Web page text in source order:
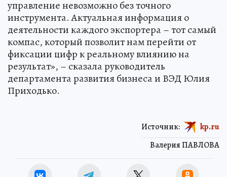
управление невозможно без точного
инструмента. Актуальная информация о
деятельности каждого экспортера – тот самый
компас, который позволит нам перейти от
фиксации цифр к реальному влиянию на
результат», – сказала руководитель
департамента развития бизнеса и ВЭД Юлия
Приходько.
Валерия ПАВЛОВА
Источник: kp.ru